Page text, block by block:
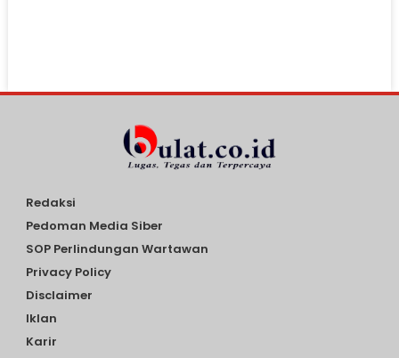
Redaksi
Pedoman Media Siber
SOP Perlindungan Wartawan
Privacy Policy
Disclaimer
Iklan
Karir